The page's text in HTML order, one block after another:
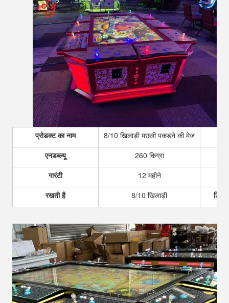
प्रोडक्ट का नाम
8/10 खिलाड़ी मछली पकड़ने की मेज
एनडब्ल्यू
260 किग्रा
गारंटी
12 महीने
रखती है
8/10 खिलाड़ी